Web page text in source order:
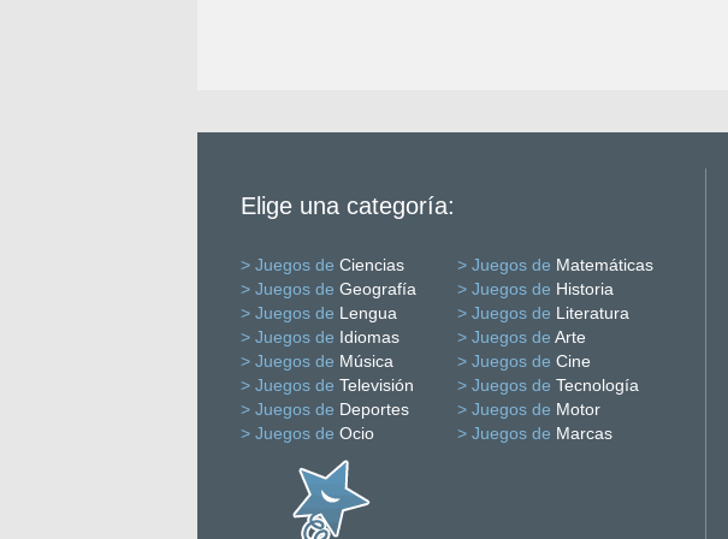
Elige una categoría:
> Juegos de Ciencias > Juegos de Matemáticas
> Juegos de Geografía > Juegos de Historia
> Juegos de Lengua > Juegos de Literatura
> Juegos de Idiomas > Juegos de Arte
> Juegos de Música > Juegos de Cine
> Juegos de Televisión > Juegos de Tecnología
> Juegos de Deportes > Juegos de Motor
> Juegos de Ocio > Juegos de Marcas